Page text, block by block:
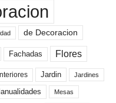
de Decoracion
Fachadas Flores
Interiores Jardin Jardines
Mesas